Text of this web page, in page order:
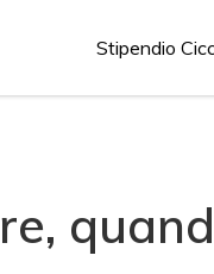
Stipendio